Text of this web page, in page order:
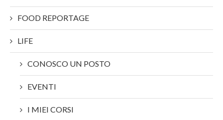
FOOD REPORTAGE
LIFE
CONOSCO UN POSTO
EVENTI
I MIEI CORSI